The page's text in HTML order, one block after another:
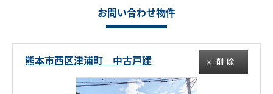
お問い合わせ物件
熊本市西区津浦町 中古戸建 削除